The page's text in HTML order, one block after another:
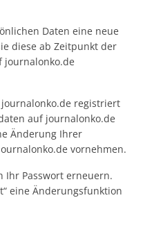
Daten eine neue
diese ab Zeitpunkt der
journalonko.de
registriert
auf journalonko.de
Änderung Ihrer
vornehmen.
Ihr Passwort erneuern.
eine Änderungsfunktion